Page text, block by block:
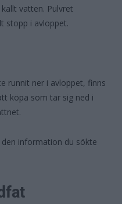
vatten. Pulvret
stopp i avloppet.
runnit ner i avloppet, finns
köpa som tar sig ned i
information du sökte